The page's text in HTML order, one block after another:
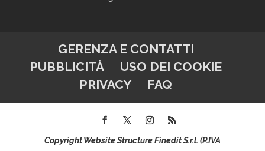
GERENZA E CONTATTI
PUBBLICITÀ
USO DEI COOKIE
PRIVACY
FAQ
Copyright Website Structure Finedit S.r.l. (P.IVA